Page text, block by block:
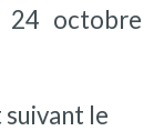
24 octobre
le